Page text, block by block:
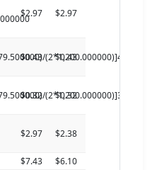
$2.97 $2.97
(2*1,200.000000)]4.770000
$0.43 $0.43
(2*1,200.000000)]3.500000
$0.32 $0.32
$2.97 $2.38
$7.43
$6.10